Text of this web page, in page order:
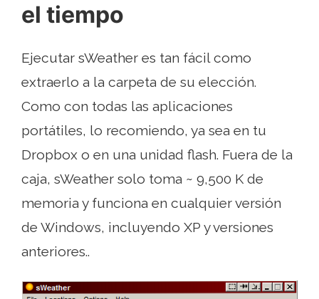
el tiempo
Ejecutar sWeather es tan fácil como
extraerlo a la carpeta de su elección.
Como con todas las aplicaciones
portátiles, lo recomiendo, ya sea en tu
Dropbox o en una unidad flash. Fuera de la
caja, sWeather solo toma ~ 9,500 K de
memoria y funciona en cualquier versión
de Windows, incluyendo XP y versiones
anteriores..